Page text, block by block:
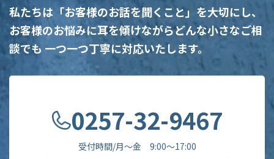
私たちは「お客様のお話を聞くこと」を大切にし、
お客様のお悩みに耳を傾けながらどんな小さなご相
談でも 一つ一つ丁寧に対応いたします。
0257-32-9467
受付時間/月〜金 9:00〜17:00